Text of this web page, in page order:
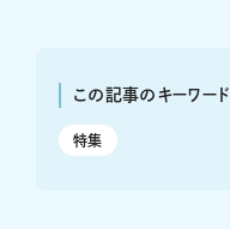
この記事のキーワード
特集